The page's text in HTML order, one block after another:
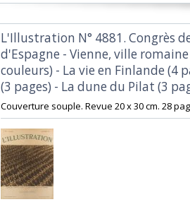
‎L'Illustration N° 4881. Congrès
d'Espagne - Vienne, ville
couleurs) - La vie en Finlande (4
(3 pages) - La dune du Pilat (3
‎Couverture souple. Revue 20 x 30 cm. 28